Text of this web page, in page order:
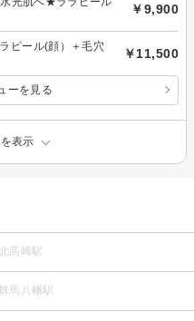
￥9,900
ピール(顔）＋毛穴
￥11,500
ーを見る
表示
北高崎駅
群馬八幡駅